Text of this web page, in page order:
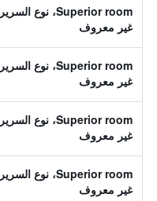
Superior room، نوع السرير
غير معروف
Superior room، نوع السرير
غير معروف
Superior room، نوع السرير
غير معروف
Superior room، نوع السرير
غير معروف